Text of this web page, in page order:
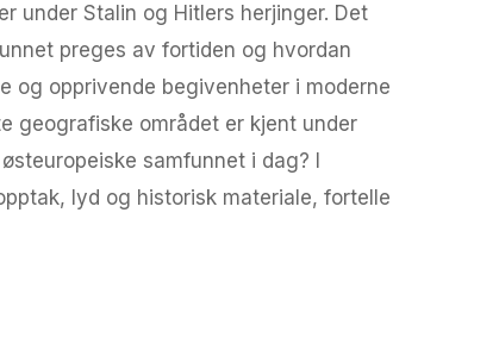
under Stalin og Hitlers herjinger. Det
preges av fortiden og hvordan
og opprivende begivenheter i moderne
geografiske området er kjent under
samfunnet i dag? I
lyd og historisk materiale, fortelle